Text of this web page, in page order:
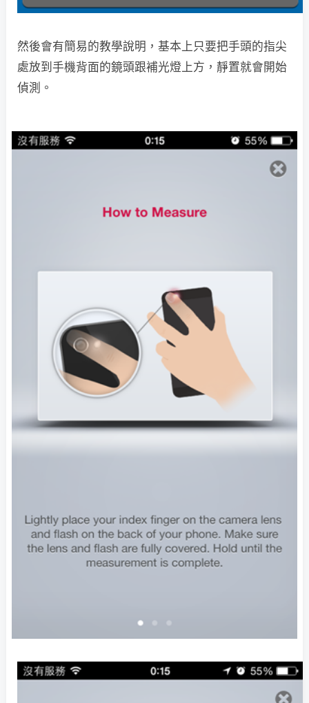
然後會有簡易的教學說明，基本上只要把手頭的指尖
處放到手機背面的鏡頭跟補光燈上方，靜置就會開始
偵測。